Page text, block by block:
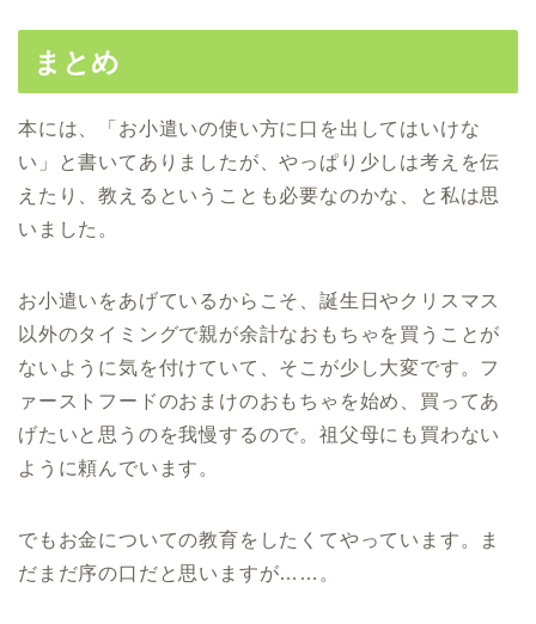
まとめ
本には、「お小遣いの使い方に口を出してはいけな
い」と書いてありましたが、やっぱり少しは考えを伝
えたり、教えるということも必要なのかな、と私は思
いました。
お小遣いをあげているからこそ、誕生日やクリスマス
以外のタイミングで親が余計なおもちゃを買うことが
ないように気を付けていて、そこが少し大変です。フ
ァーストフードのおまけのおもちゃを始め、買ってあ
げたいと思うのを我慢するので。祖父母にも買わない
ように頼んでいます。
でもお金についての教育をしたくてやっています。ま
だまだ序の口だと思いますが……。